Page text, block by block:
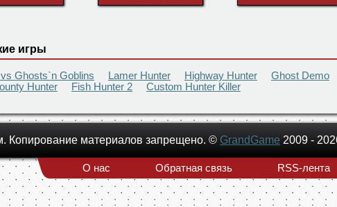
сноуборде 2
vs Ghosts`n Goblins Highway Hunter
Ghost Demo
Hunter
Fish Hunter 2 Custom Hunter Killer
Копирование материалов запрещено. © GrandGame 2009 -